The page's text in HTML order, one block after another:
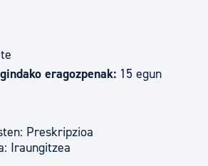
eragozpenak: 15 egun
Preskripzioa
Iraungitzea